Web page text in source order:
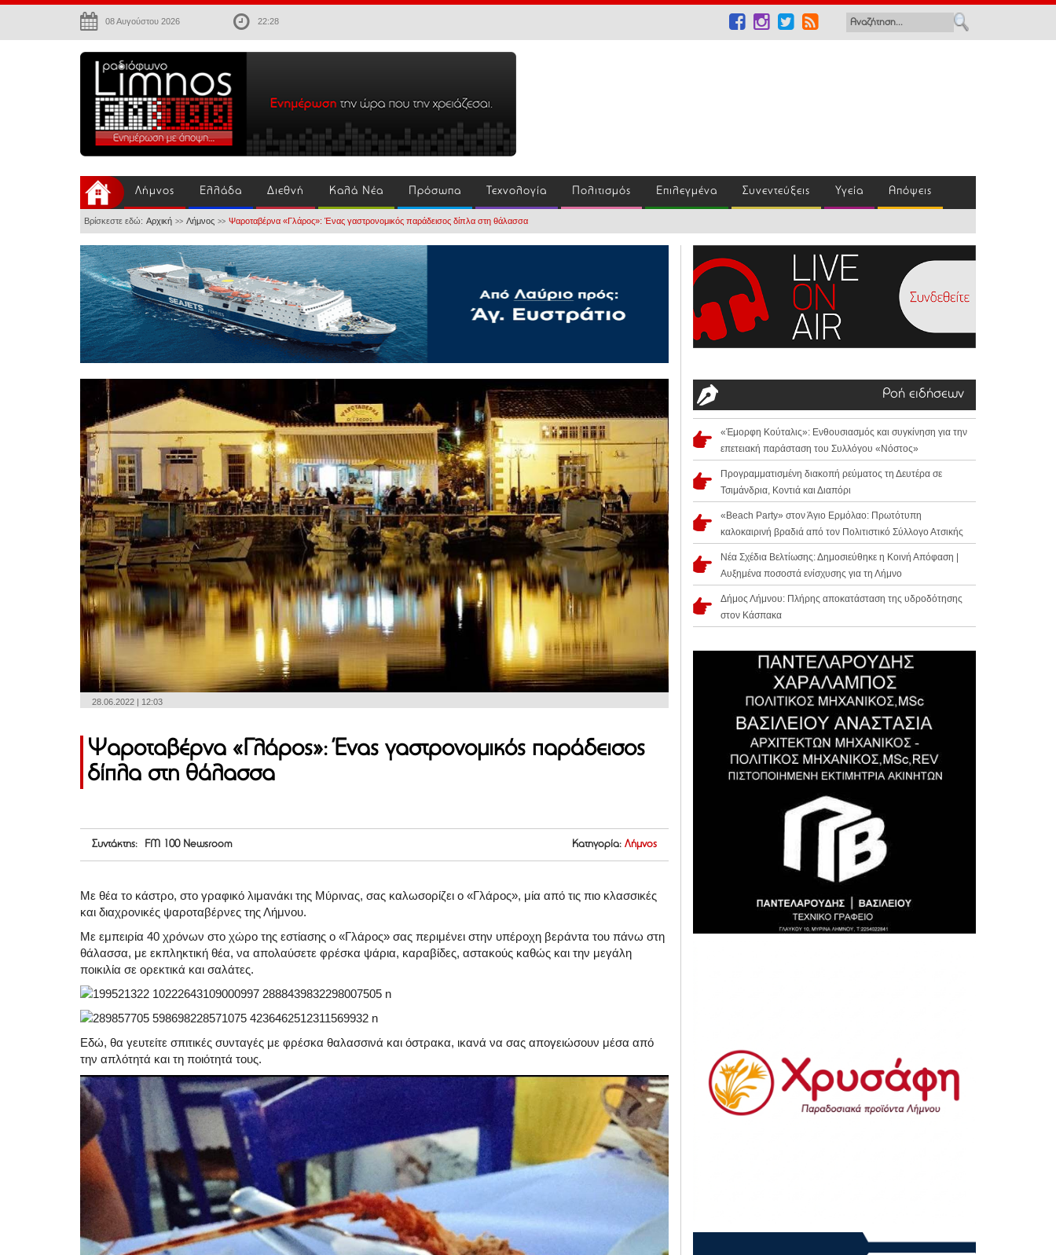
08 Αυγούστου 2026 22:28
Λήμνος Ελλάδα Διεθνή Καλά Νέα Πρόσωπα Τεχνολογία Πολιτισμός Επιλεγμένα Συνεντεύξεις Υγεία Απόψεις
Βρίσκεστε εδώ: Αρχική >> Λήμνος >> Ψαροταβέρνα «Γλάρος»: Ένας γαστρονομικός παράδεισος δίπλα στη θάλασσα
28.06.2022 | 12:03
Ψαροταβέρνα «Γλάρος»: Ένας γαστρονομικός παράδεισος
δίπλα στη θάλασσα
Συντάκτης: FM 100 Newsroom Κατηγορία: Λήμνος
Με θέα το κάστρο, στο γραφικό λιμανάκι της Μύρινας, σας καλωσορίζει ο «Γλάρος», μία από τις πιο κλασσικές
και διαχρονικές ψαροταβέρνες της Λήμνου.
Με εμπειρία 40 χρόνων στο χώρο της εστίασης ο «Γλάρος» σας περιμένει στην υπέροχη βεράντα του πάνω στη
θάλασσα, με εκπληκτική θέα, να απολαύσετε φρέσκα ψάρια, καραβίδες, αστακούς καθώς και την μεγάλη
ποικιλία σε ορεκτικά και σαλάτες.
Εδώ, θα γευτείτε σπιτικές συνταγές με φρέσκα θαλασσινά και όστρακα, ικανά να σας απογειώσουν μέσα από
την απλότητά και τη ποιότητά τους.
Ροή ειδήσεων
«Έμορφη Κούταλις»: Ενθουσιασμός και συγκίνηση για την
επετειακή παράσταση του Συλλόγου «Νόστος»
Προγραμματισμένη διακοπή ρεύματος τη Δευτέρα σε
Τσιμάνδρια, Κοντιά και Διαπόρι
«Beach Party» στον Άγιο Ερμόλαο: Πρωτότυπη
καλοκαιρινή βραδιά από τον Πολιτιστικό Σύλλογο Ατσικής
Νέα Σχέδια Βελτίωσης: Δημοσιεύθηκε η Κοινή Απόφαση |
Αυξημένα ποσοστά ενίσχυσης για τη Λήμνο
Δήμος Λήμνου: Πλήρης αποκατάσταση της υδροδότησης
στον Κάσπακα